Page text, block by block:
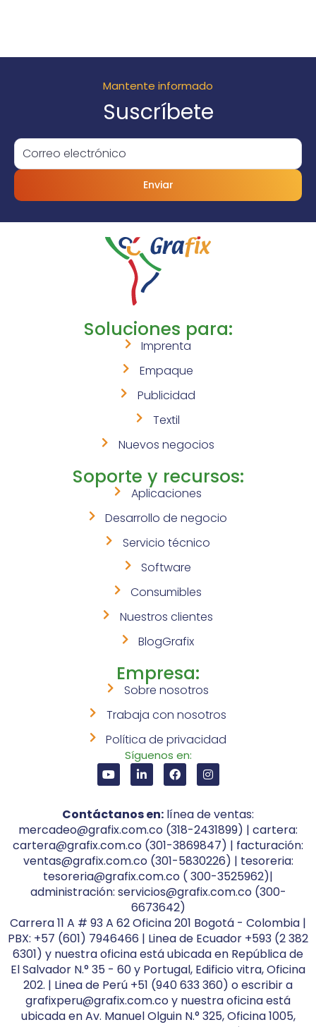
Mantente informado
Suscríbete
Enviar
Soluciones para:
Imprenta
Empaque
Publicidad
Textil
Nuevos negocios
Soporte y recursos:
Aplicaciones
Desarrollo de negocio
Servicio técnico
Software
Consumibles
Nuestros clientes
BlogGrafix
Empresa:
Sobre nosotros
Trabaja con nosotros
Política de privacidad
Síguenos en:
Contáctanos en: línea de ventas:
mercadeo@grafix.com.co (318-2431899) | cartera:
cartera@grafix.com.co (301-3869847) | facturación:
ventas@grafix.com.co (301-5830226) | tesoreria:
tesoreria@grafix.com.co ( 300-3525962)|
administración: servicios@grafix.com.co (300-
6673642)
Carrera 11 A # 93 A 62 Oficina 201 Bogotá - Colombia |
PBX: +57 (601) 7946466 | Linea de Ecuador +593 (2 382
6301) y nuestra oficina está ubicada en República de
El Salvador N.° 35 - 60 y Portugal, Edificio vitra, Oficina
202. | Linea de Perú +51 (940 633 360) o escribir a
grafixperu@grafix.com.co y nuestra oficina está
ubicada en Av. Manuel Olguin N.° 325, Oficina 1005,